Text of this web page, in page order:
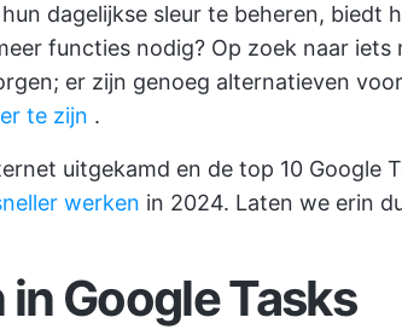
dagelijkse sleur te beheren, biedt
functies nodig? Op zoek naar iets
er zijn genoeg alternatieven voor
te zijn .
uitgekamd en de top 10 Google
werken in 2024. Laten we erin
Google Tasks